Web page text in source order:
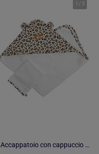
1 / 3
Accappatoio con cappuccio in garza di cotone e guanto con fantasia leopardata per - SAUTHON